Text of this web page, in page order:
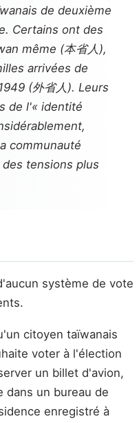
de deuxième
Certains ont des
même (本省人),
arrivées de
(外省人). Leurs
de l'« identité
communauté
tensions plus
système de vote
citoyen taïwanais
voter à l'élection
un billet d'avion,
dans un bureau de
enregistré à